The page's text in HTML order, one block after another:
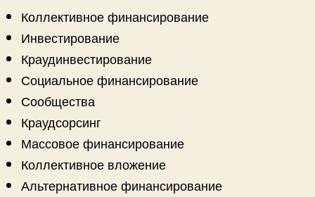
Коллективное финансирование
Инвестирование
Краудинвестирование
Социальное финансирование
Сообщества
Краудсорсинг
Массовое финансирование
Коллективное вложение
Альтернативное финансирование